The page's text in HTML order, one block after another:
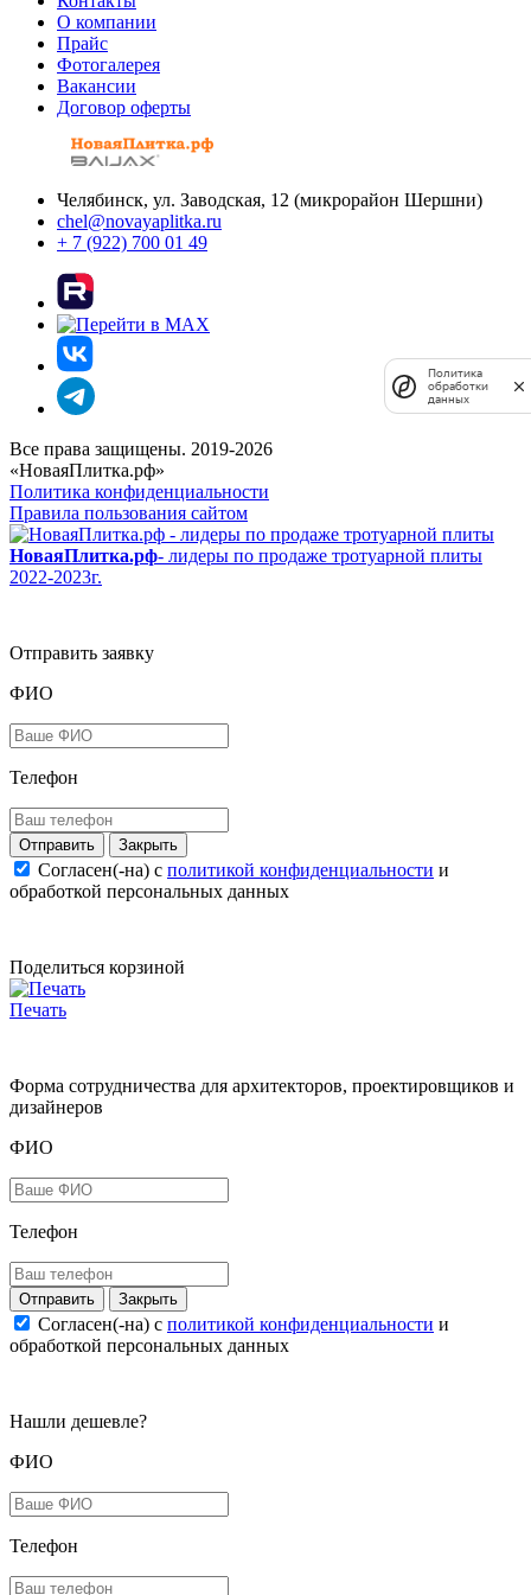
О компании
Прайс
Фотогалерея
Вакансии
Договор оферты
Челябинск, ул. Заводская, 12 (микрорайон Шершни)
chel@novayaplitka.ru
+ 7 (922) 700 01 49
Все права защищены. 2019-2026
«НоваяПлитка.рф»
Политика конфиденциальности
Правила пользования сайтом
НоваяПлитка.рф- лидеры по продаже тротуарной плиты
2022-2023г.
Отправить заявку
ФИО
Телефон
Закрыть
Согласен(-на) c политикой конфиденциальности и
обработкой персональных данных
Поделиться корзиной
Печать
Форма сотрудничества для архитекторов, проектировщиков и
дизайнеров
ФИО
Телефон
Закрыть
Согласен(-на) c политикой конфиденциальности и
обработкой персональных данных
Нашли дешевле?
ФИО
Телефон
Политика
обработки
данных